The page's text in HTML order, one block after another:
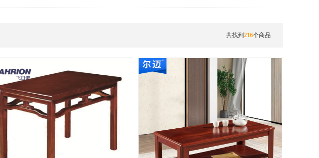
共找到 216个商品